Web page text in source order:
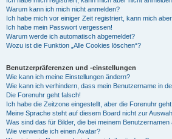
Warum kann ich mich nicht anmelden?
Ich habe mich vor einiger Zeit registriert, kann mich
Ich habe mein Passwort vergessen!
Warum werde ich automatisch abgemeldet?
Wozu ist die Funktion „Alle Cookies löschen“?
Benutzerpräferenzen und -einstellungen
Wie kann ich meine Einstellungen ändern?
Wie kann ich verhindern, dass mein Benutzername in
Die Forenuhr geht falsch!
Ich habe die Zeitzone eingestellt, aber die Forenuhr
Meine Sprache steht auf diesem Board nicht zur
Was sind das für Bilder, die bei meinem
Wie verwende ich einen Avatar?